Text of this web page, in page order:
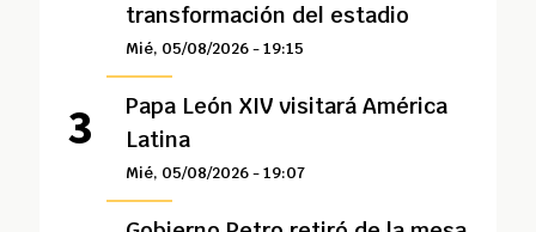
transformación del estadio
Mié, 05/08/2026 - 19:15
Papa León XIV visitará América
Latina
Mié, 05/08/2026 - 19:07